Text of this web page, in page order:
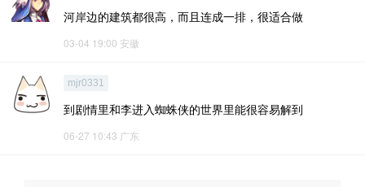
河岸边的建筑都很高，而且连成一排，很适合做
03-04 19:00 安徽
mjr0331
到剧情里和李进入蜘蛛侠的世界里能很容易解到
06-27 10:43 广东